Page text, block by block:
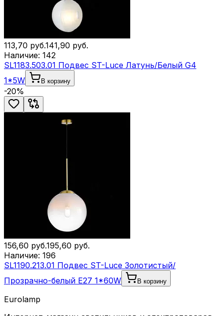
113,70 руб.141,90 руб.
Наличие: 142
SL1183.503.01 Подвес ST-Luce Латунь/Белый G4
1*5W
В корзину
-20%
156,60 руб.195,60 руб.
Наличие: 196
SL1190.213.01 Подвес ST-Luce Золотистый/
Прозрачно-белый E27 1*60W
В корзину
Eurolamp